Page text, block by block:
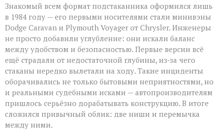
Знакомый всем формат подстаканника оформился лишь
в 1984 году — его первыми носителями стали минивэны
Dodge Caravan и Plymouth Voyager от Chrysler. Инженеры
не просто добавили углубление: они искали баланс
между удобством и безопасностью. Первые версии всё
ещё страдали от недостаточной глубины, из‑за чего
стаканы нередко вылетали на ходу. Такие инциденты
оборачивались не только бытовыми неприятностями, но
и реальными судебными исками — автопроизводителям
пришлось серьёзно дорабатывать конструкцию. В итоге
сложился привычный облик: две ниши и перемычка
между ними.